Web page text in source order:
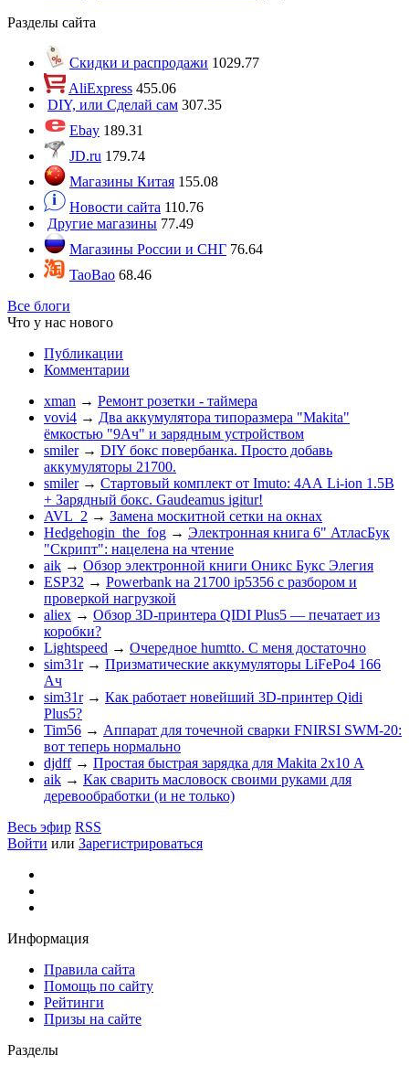
Разделы сайта
Скидки и распродажи 1029.77
AliExpress 455.06
DIY, или Сделай сам 307.35
Ebay 189.31
JD.ru 179.74
Магазины Китая 155.08
Новости сайта 110.76
Другие магазины 77.49
Магазины России и СНГ 76.64
TaoBao 68.46
Все блоги
Что у нас нового
Публикации
Комментарии
xman → Ремонт розетки - таймера
vovi4 → Два аккумулятора типоразмера "Makita"
ёмкостью "9Ач" и зарядным устройством
smiler → DIY бокс повербанка. Просто добавь
аккумуляторы 21700.
smiler → Стартовый комплект от Imuto: 4АА Li-ion 1.5В
+ Зарядный бокс. Gaudeamus igitur!
AVL_2 → Замена москитной сетки на окнах
Hedgehogin_the_fog → Электронная книга 6" АтласБук
"Скрипт": нацелена на чтение
aik → Обзор электронной книги Оникс Букс Элегия
ESP32 → Powerbank на 21700 ip5356 c разбором и
проверкой нагрузкой
aliex → Обзор 3D-принтера QIDI Plus5 — печатает из
коробки?
Lightspeed → Очередное humtto. С меня достаточно
sim31r → Призматические аккумуляторы LiFePo4 166
Ач
sim31r → Как работает новейший 3D-принтер Qidi
Plus5?
Tim56 → Аппарат для точечной сварки FNIRSI SWM-20:
вот теперь нормально
djdff → Простая быстрая зарядка для Makita 2х10 А
aik → Как сварить масловоск своими руками для
деревообработки (и не только)
Весь эфир RSS
Войти или Зарегистрироваться
Информация
Правила сайта
Помощь по сайту
Рейтинги
Призы на сайте
Разделы